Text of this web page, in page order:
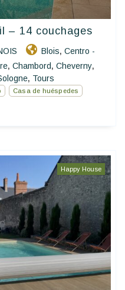
– 14 couchages
Blois, Centro -
, Chambord , Cheverny,
, Tours
Casa de huéspedes
Happy House